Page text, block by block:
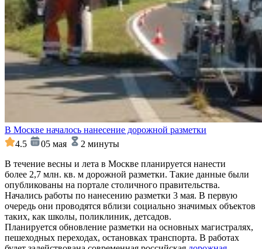
В Москве началось нанесение дорожной разметки
4.5
05 мая
2 минуты
В течение весны и лета в Москве планируется нанести
более 2,7 млн. кв. м дорожной разметки. Такие данные были
опубликованы на портале столичного правительства.
Начались работы по нанесению разметки 3 мая. В первую
очередь они проводятся вблизи социально значимых объектов
таких, как школы, поликлиник, детсадов.
Планируется обновление разметки на основных магистралях,
пешеходных переходах, остановках транспорта. В работах